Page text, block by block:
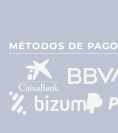
MÉTODOS DE PAGO